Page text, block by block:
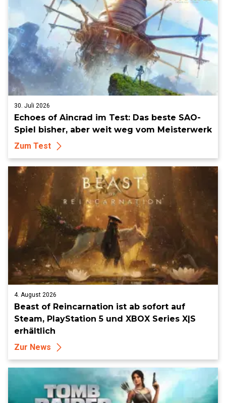
30. Juli 2026
Echoes of Aincrad im Test: Das beste SAO-
Spiel bisher, aber weit weg vom Meisterwerk
Zum Test
4. August 2026
Beast of Reincarnation ist ab sofort auf
Steam, PlayStation 5 und XBOX Series X|S
erhältlich
Zur News